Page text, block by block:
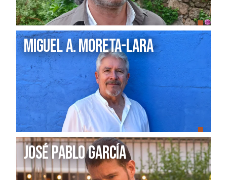
Miguel A. Moreta-Lara
José Pablo García